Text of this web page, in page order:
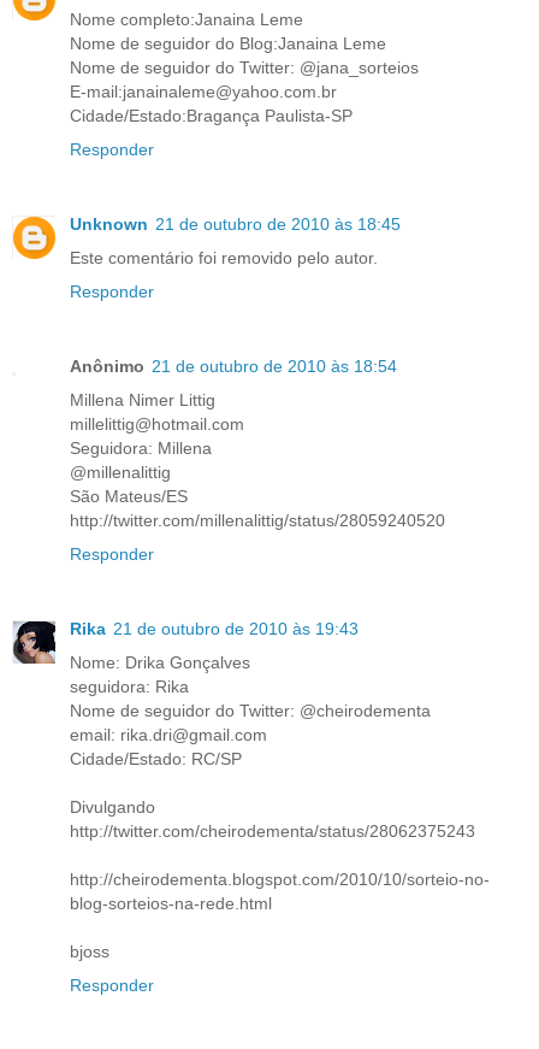
Nome completo:Janaina Leme
Nome de seguidor do Blog:Janaina Leme
Nome de seguidor do Twitter: @jana_sorteios
E-mail:janainaleme@yahoo.com.br
Cidade/Estado:Bragança Paulista-SP
Responder
Unknown 21 de outubro de 2010 às 18:45
Este comentário foi removido pelo autor.
Responder
Anônimo 21 de outubro de 2010 às 18:54
Millena Nimer Littig
millelittig@hotmail.com
Seguidora: Millena
@millenalittig
São Mateus/ES
http://twitter.com/millenalittig/status/28059240520
Responder
Rika 21 de outubro de 2010 às 19:43
Nome: Drika Gonçalves
seguidora: Rika
Nome de seguidor do Twitter: @cheirodementa
email: rika.dri@gmail.com
Cidade/Estado: RC/SP
Divulgando
http://twitter.com/cheirodementa/status/28062375243
http://cheirodementa.blogspot.com/2010/10/sorteio-no-
blog-sorteios-na-rede.html
bjoss
Responder